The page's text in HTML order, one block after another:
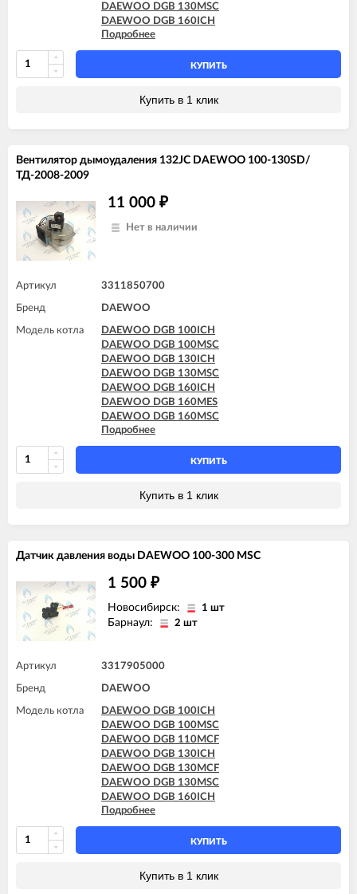
DAEWOO DGB 130MSC
DAEWOO DGB 160ICH
DAEWOO DGB 160MCF
DAEWOO DGB 160MES
DAEWOO DGB 160MSC
DAEWOO DGB 200ICH
DAEWOO DGB 200MES
DAEWOO DGB 250MES
DAEWOO DGB 300KFC
DAEWOO DGB 300MES
DAEWOO DGB 300MSC
Подробнее
КУПИТЬ
Купить в 1 клик
Вентилятор дымоудаления 132JC DAEWOO 100-130SD/
ТД-2008-2009
11 000 ₽
Нет в наличии
Артикул 3311850700
Бренд DAEWOO
Модель котла
DAEWOO DGB 100ICH
DAEWOO DGB 100MSC
DAEWOO DGB 130ICH
DAEWOO DGB 130MSC
DAEWOO DGB 160ICH
DAEWOO DGB 160MES
DAEWOO DGB 160MSC
DAEWOO DGB 200ICH
DAEWOO DGB 200MES
DAEWOO DGB 200MSC
Подробнее
КУПИТЬ
Купить в 1 клик
Датчик давления воды DAEWOO 100-300 MSC
1 500 ₽
Новосибирск: 1 шт
Барнаул: 2 шт
Артикул 3317905000
Бренд DAEWOO
Модель котла
DAEWOO DGB 100ICH
DAEWOO DGB 100MSC
DAEWOO DGB 110MCF
DAEWOO DGB 130ICH
DAEWOO DGB 130MCF
DAEWOO DGB 130MSC
DAEWOO DGB 160ICH
DAEWOO DGB 160MCF
DAEWOO DGB 160MES
DAEWOO DGB 160MSC
DAEWOO DGB 200ICH
DAEWOO DGB 200MES
Подробнее
КУПИТЬ
Купить в 1 клик